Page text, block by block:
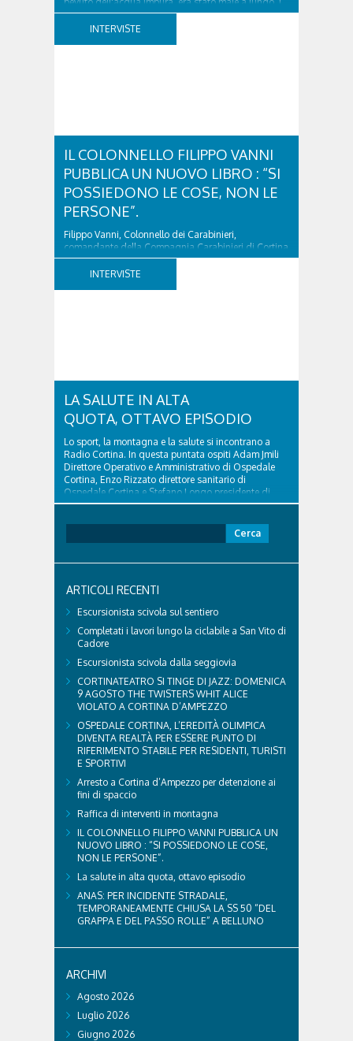
due ragazzi, che avevano passato...
INTERVISTE
IL COLONNELLO FILIPPO VANNI
PUBBLICA UN NUOVO LIBRO : “SI
POSSIEDONO LE COSE, NON LE
PERSONE”.
Filippo Vanni, Colonnello dei Carabinieri,
comandante della Compagnia Carabinieri di Cortina
d’Ampezzo sino al 2010, esperto di legislazione
nazionale ed europea, è l’ideatore del progetto di
INTERVISTE
LA SALUTE IN ALTA
QUOTA, OTTAVO EPISODIO
Lo sport, la montagna e la salute si incontrano a
Radio Cortina. In questa puntata ospiti Adam Jmili
Direttore Operativo e Amministrativo di Ospedale
Cortina, Enzo Rizzato direttore sanitario di
Ospedale Cortina e Stefano Longo presidente di
Fondazione Cortina. GVM Care & Research –...
per:
ARTICOLI RECENTI
Escursionista scivola sul sentiero
Completati i lavori lungo la ciclabile a San Vito di
Cadore
Escursionista scivola dalla seggiovia
CORTINATEATRO SI TINGE DI JAZZ: DOMENICA
9 AGOSTO THE TWISTERS WHIT ALICE
VIOLATO A CORTINA D’AMPEZZO
OSPEDALE CORTINA, L’EREDITÀ OLIMPICA
DIVENTA REALTÀ PER ESSERE PUNTO DI
RIFERIMENTO STABILE PER RESIDENTI, TURISTI
E SPORTIVI
Arresto a Cortina d’Ampezzo per detenzione ai
fini di spaccio
Raffica di interventi in montagna
IL COLONNELLO FILIPPO VANNI PUBBLICA UN
NUOVO LIBRO : “SI POSSIEDONO LE COSE,
NON LE PERSONE”.
La salute in alta quota, ottavo episodio
ANAS: PER INCIDENTE STRADALE,
TEMPORANEAMENTE CHIUSA LA SS 50 “DEL
GRAPPA E DEL PASSO ROLLE” A BELLUNO
ARCHIVI
Agosto 2026
Luglio 2026
Giugno 2026